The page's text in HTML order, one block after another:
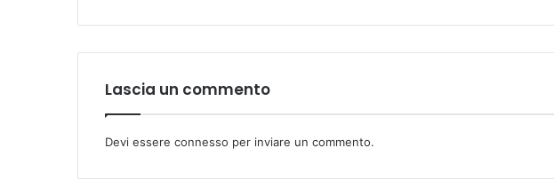
Lascia un commento
Devi essere connesso per inviare un commento.